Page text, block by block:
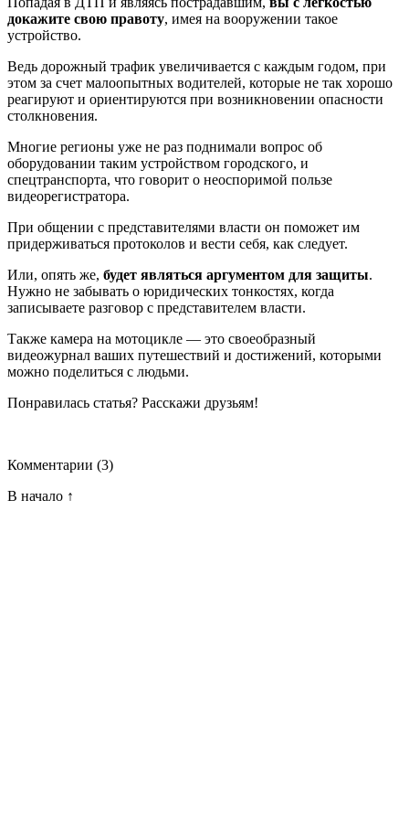
докажите свою правоту, имея на вооружении такое
устройство.
Ведь дорожный трафик увеличивается с каждым годом, при
этом за счет малоопытных водителей, которые не так хорошо
реагируют и ориентируются при возникновении опасности
столкновения.
Многие регионы уже не раз поднимали вопрос об
оборудовании таким устройством городского, и
спецтранспорта, что говорит о неоспоримой пользе
видеорегистратора.
При общении с представителями власти он поможет им
придерживаться протоколов и вести себя, как следует.
Или, опять же, будет являться аргументом для защиты.
Нужно не забывать о юридических тонкостях, когда
записываете разговор с представителем власти.
Также камера на мотоцикле — это своеобразный
видеожурнал ваших путешествий и достижений, которыми
можно поделиться с людьми.
Понравилась статья? Расскажи друзьям!
Комментарии (3)
В начало ↑